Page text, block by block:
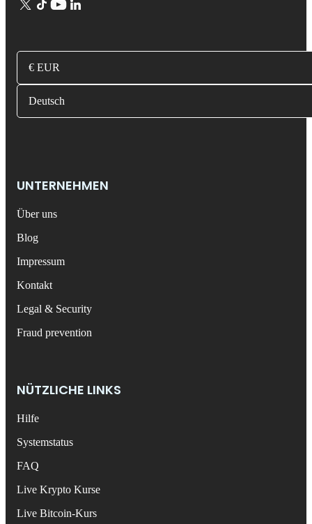
€ EUR
Deutsch
UNTERNEHMEN
Über uns
Blog
Impressum
Kontakt
Legal & Security
Fraud prevention
NÜTZLICHE LINKS
Hilfe
Systemstatus
FAQ
Live Krypto Kurse
Live Bitcoin-Kurs